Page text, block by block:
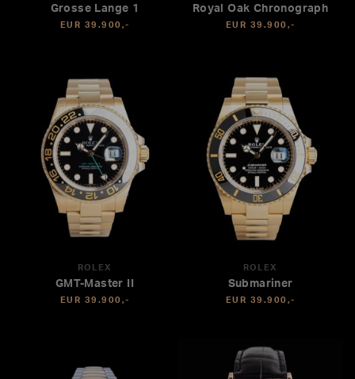
Grosse Lange 1
EUR 39.900,-
Royal Oak Chronograph
EUR 39.900,-
ROLEX
GMT-Master II
EUR 39.900,-
ROLEX
Submariner
EUR 39.900,-